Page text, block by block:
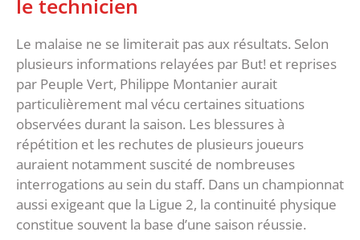
‎Le malaise ne se limiterait pas aux résultats. Selon
plusieurs informations relayées par But! et reprises
par Peuple Vert, Philippe Montanier aurait
particulièrement mal vécu certaines situations
observées durant la saison. ‎Les blessures à
répétition et les rechutes de plusieurs joueurs
auraient notamment suscité de nombreuses
interrogations au sein du staff. Dans un championnat
aussi exigeant que la Ligue 2, la continuité physique
constitue souvent la base d’une saison réussie.